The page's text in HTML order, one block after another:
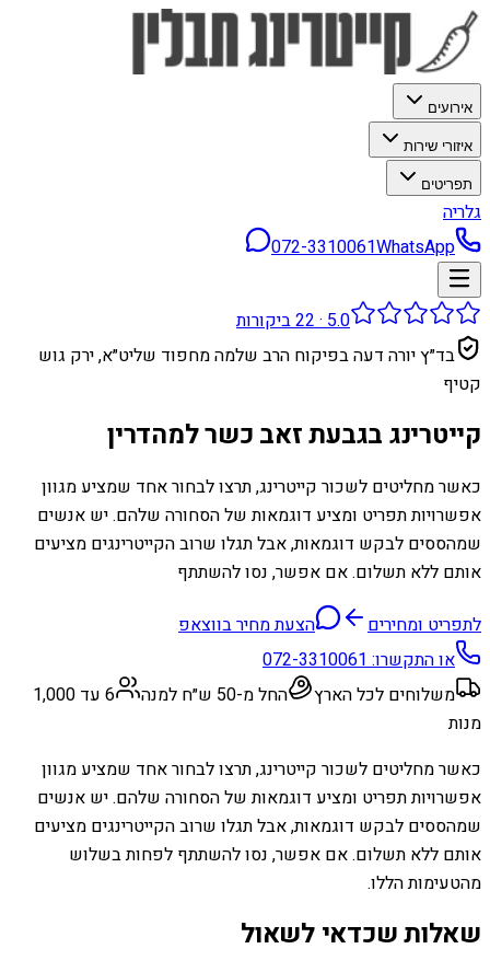
אירועים
איזורי שירות
תפריטים
גלריה
072-3310061WhatsApp
5.0
·
22ביקורות
בד״ץ יורה דעה בפיקוח הרב שלמה מחפוד שליט״א, ירק גוש
קטיף
קייטרינג בגבעת זאב כשר למהדרין
כאשר מחליטים לשכור קייטרינג, תרצו לבחור אחד שמציע מגוון
אפשרויות תפריט ומציע דוגמאות של הסחורה שלהם. יש אנשים
שמהססים לבקש דוגמאות, אבל תגלו שרוב הקייטרינגים מציעים
אותם ללא תשלום. אם אפשר, נסו להשתתף
לתפריט ומחירים
הצעת מחיר בווצאפ
או התקשרו:072-3310061
משלוחים לכל הארץ
החל מ-50 ש״ח למנה
6 עד 1,000
מנות
כאשר מחליטים לשכור קייטרינג, תרצו לבחור אחד שמציע מגוון
אפשרויות תפריט ומציע דוגמאות של הסחורה שלהם. יש אנשים
שמהססים לבקש דוגמאות, אבל תגלו שרוב הקייטרינגים מציעים
אותם ללא תשלום. אם אפשר, נסו להשתתף לפחות בשלוש
מהטעימות הללו.
שאלות שכדאי לשאול